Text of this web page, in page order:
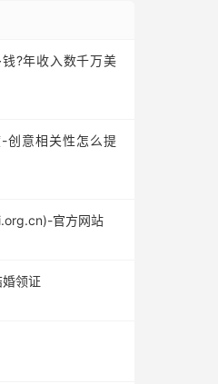
?年收入数千万美
创意相关性怎么提
官方网站
领证